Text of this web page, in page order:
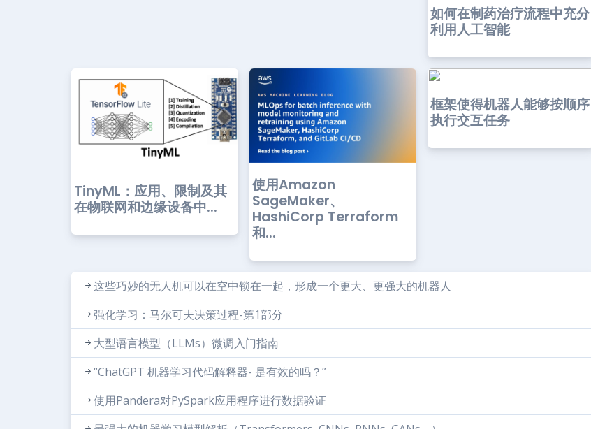
如何在制药治疗流程中充分
利用人工智能
TinyML：应用、限制及其
在物联网和边缘设备中...
使用Amazon
SageMaker、
HashiCorp Terraform
和...
框架使得机器人能够按顺序
执行交互任务
这些巧妙的无人机可以在空中锁在一起，形成一个更大、更强大的机器人
强化学习：马尔可夫决策过程-第1部分
大型语言模型（LLMs）微调入门指南
“ChatGPT 机器学习代码解释器- 是有效的吗？”
使用Pandera对PySpark应用程序进行数据验证